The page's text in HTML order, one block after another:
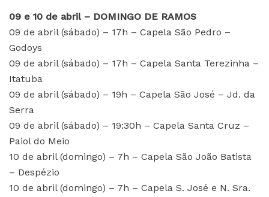
09 e 10 de abril – DOMINGO DE RAMOS
09 de abril (sábado) – 17h – Capela São Pedro –
Godoys
09 de abril (sábado) – 17h – Capela Santa Terezinha –
Itatuba
09 de abril (sábado) – 19h – Capela São José – Jd. da
Serra
09 de abril (sábado) – 19:30h – Capela Santa Cruz –
Paiol do Meio
10 de abril (domingo) – 7h – Capela São João Batista
– Despézio
10 de abril (domingo) – 7h – Capela S. José e N. Sra.